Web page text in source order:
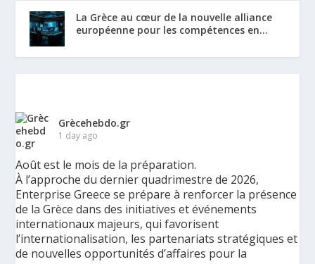
La Grèce au cœur de la nouvelle alliance
européenne pour les compétences en...
Grècehebdo.gr
1 day ago
Août est le mois de la préparation.
À l’approche du dernier quadrimestre de 2026,
Enterprise Greece se prépare à renforcer la présence
de la Grèce dans des initiatives et événements
internationaux majeurs, qui favorisent
l’internationalisation, les partenariats stratégiques et
de nouvelles opportunités d’affaires pour la